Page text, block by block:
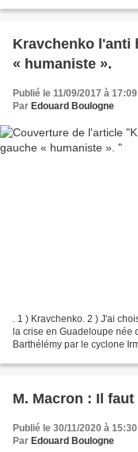
Kravchenko l'anti
« humaniste ».
Publié le 11/09/2017 à 17:09
Par Edouard Boulogne
. 1 ) Kravchenko. 2 ) J'ai choisi la liberté. Ecartons
la crise en Guadeloupe née
Barthélémy par le cyclone
M. Macron : Il
Publié le 30/11/2020 à 15:30
Par Edouard Boulogne